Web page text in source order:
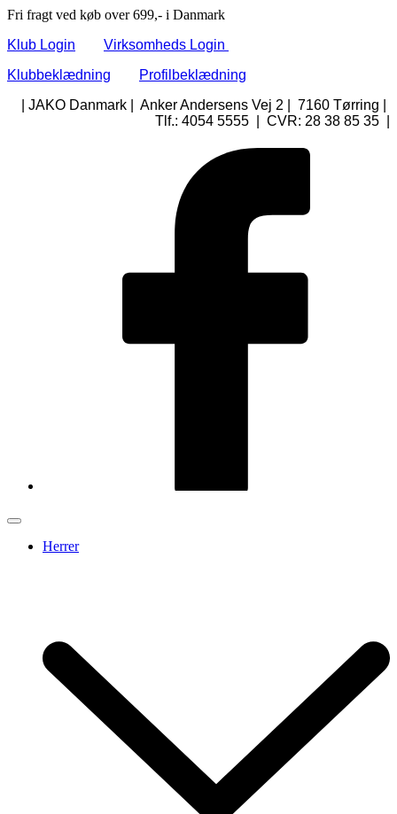
Fri fragt ved køb over 699,- i Danmark
Klub Login
Virksomheds Login
Klubbeklædning
Profilbeklædning
| JAKO Danmark | Anker Andersens Vej 2 | 7160 Tørring |
Tlf.: 4054 5555 | CVR: 28 38 85 35 |
Herrer